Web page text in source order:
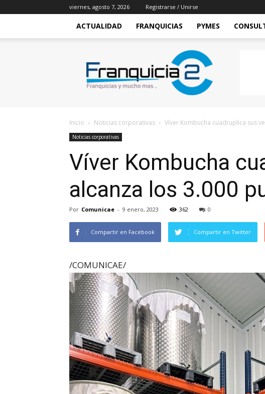
viernes, agosto 7, 2026 Registrarse / Unirse
ACTUALIDAD FRANQUICIAS PYMES
Inicio Noticias corporativas Víver Kombucha cuadruplica sus
Noticias corporativas
Víver Kombucha
alcanza los 3.000
Por Comunicae - 9 enero, 2023 362 0
Compartir en Facebook Compartir en Twitter
/COMUNICAE/